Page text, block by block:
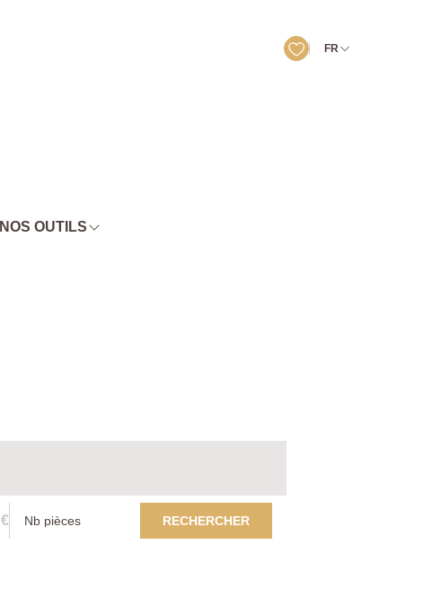
FR
NOS OUTILS
€ RECHERCHER